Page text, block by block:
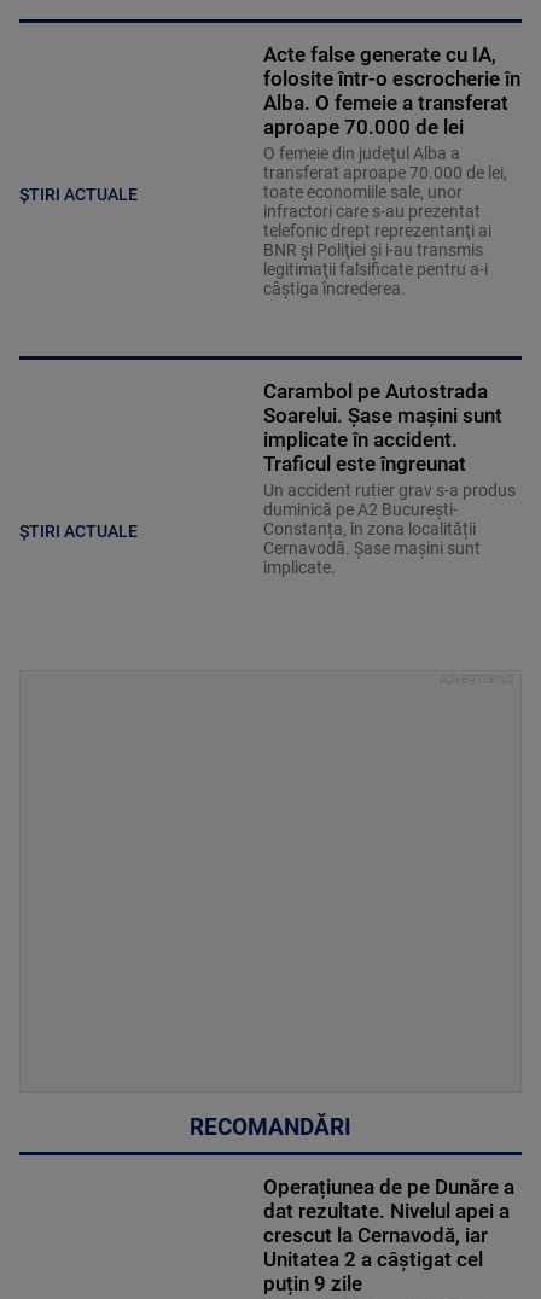
ȘTIRI ACTUALE
Acte false generate cu IA,
folosite într-o escrocherie în
Alba. O femeie a transferat
aproape 70.000 de lei
O femeie din judeţul Alba a
transferat aproape 70.000 de lei,
toate economiile sale, unor
infractori care s-au prezentat
telefonic drept reprezentanţi ai
BNR şi Poliţiei şi i-au transmis
legitimaţii falsificate pentru a-i
câştiga încrederea.
ȘTIRI ACTUALE
Carambol pe Autostrada
Soarelui. Șase mașini sunt
implicate în accident.
Traficul este îngreunat
Un accident rutier grav s-a produs
duminică pe A2 București-
Constanța, în zona localității
Cernavodă. Șase mașini sunt
implicate.
RECOMANDĂRI
Operațiunea de pe Dunăre a
dat rezultate. Nivelul apei a
crescut la Cernavodă, iar
Unitatea 2 a câștigat cel
puțin 9 zile